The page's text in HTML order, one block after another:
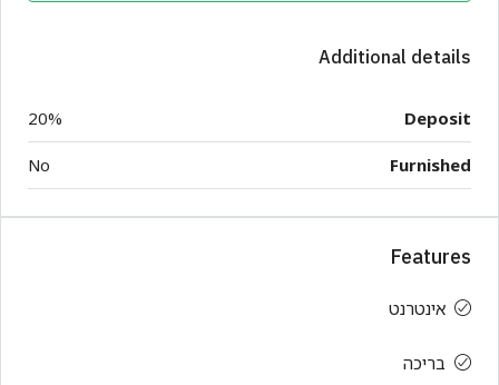
Additional details
Deposit
20%
Furnished
No
Features
אינטרנט
בריכה